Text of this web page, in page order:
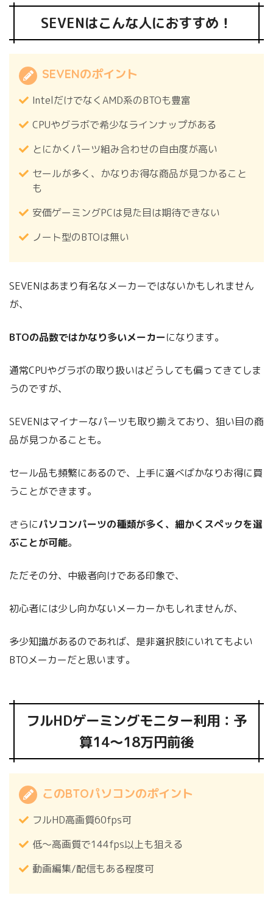
SEVENはこんな人におすすめ！
SEVENのポイント
IntelだけでなくAMD系のBTOも豊富
CPUやグラボで希少なラインナップがある
とにかくパーツ組み合わせの自由度が高い
セールが多く、かなりお得な商品が見つかること
も
安価ゲーミングPCは見た目は期待できない
ノート型のBTOは無い
SEVENはあまり有名なメーカーではないかもしれません
が、
BTOの品数ではかなり多いメーカーになります。
通常CPUやグラボの取り扱いはどうしても偏ってきてしま
うのですが、
SEVENはマイナーなパーツも取り揃えており、狙い目の商
品が見つかることも。
セール品も頻繁にあるので、上手に選べばかなりお得に買
うことができます。
さらにパソコンパーツの種類が多く、細かくスペックを選
ぶことが可能。
ただその分、中級者向けである印象で、
初心者には少し向かないメーカーかもしれませんが、
多少知識があるのであれば、是非選択肢にいれてもよい
BTOメーカーだと思います。
フルHDゲーミングモニター利用：予
算14～18万円前後
このBTOパソコンのポイント
フルHD高画質60fps可
低～高画質で144fps以上も狙える
動画編集/配信もある程度可